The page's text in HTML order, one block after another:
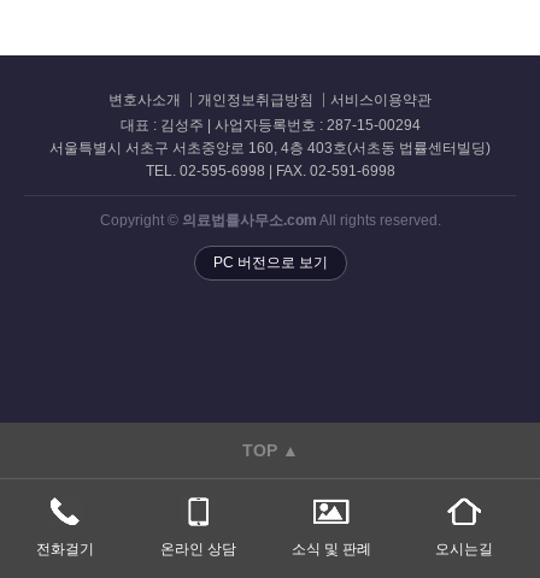
변호사소개 개인정보취급방침
서비스이용약관
대표 : 김성주 | 사업자등록번호 : 287-15-00294
서울특별시 서초구 서초중앙로 160, 4층 403호(서초동 법률센터빌딩)
TEL. 02-595-6998 | FAX. 02-591-6998
Copyright © 의료법률사무소.com All rights reserved.
PC 버전으로 보기
TOP ▲
전화걸기 온라인 상담 소식 및 판례 오시는길